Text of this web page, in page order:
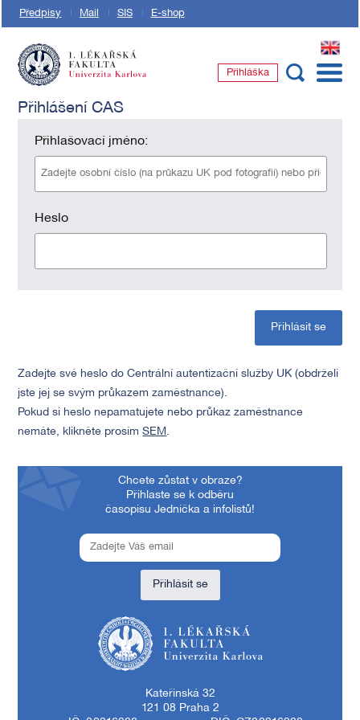
Předpisy Mail SIS E-shop
EN
Přihláška
Přihlášení CAS
Přihlašovací jméno:
Heslo
Přihlásit se
Zadejte své heslo do Centrální autentizační služby UK (obdrželi
jste jej se svým průkazem zaměstnance).
Pokud si heslo nepamatujete nebo průkaz zaměstnance
nemáte, klikněte prosímSEM .
Chcete zůstat v obraze?
Přihlaste se k odběru
časopisu Jednička a infolistů!
Přihlásit se
Kateřinská 32
121 08 Praha 2